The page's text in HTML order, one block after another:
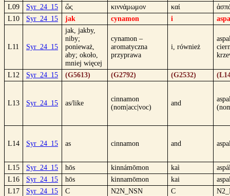
L09
Syr_24_15 ὥς κιννάμωμον καί
L10
Syr_24_15 jak cynamon i
L11 Syr_24_15
jak, jakby,
niby;
ponieważ,
aby; około,
mniej więcej
cynamon –
aromatyczna
przyprawa
i, również
L12 Syr_24_15 (G5613) (G2792) (G2532)
L13 Syr_24_15 as/like
cinnamon
(nom|acc|voc)
and
L14 Syr_24_15 as cinnamon and
L15 Syr_24_15 hōs kinnámōmon kaì
L16
Syr_24_15 hōs kinnamōmon kai
L17
Syr_24_15 C N2N_NSN C